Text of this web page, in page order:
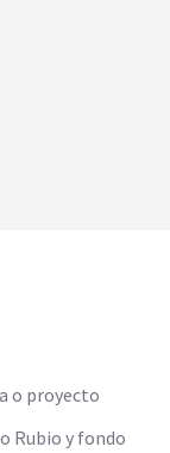
o proyecto
Rubio y fondo